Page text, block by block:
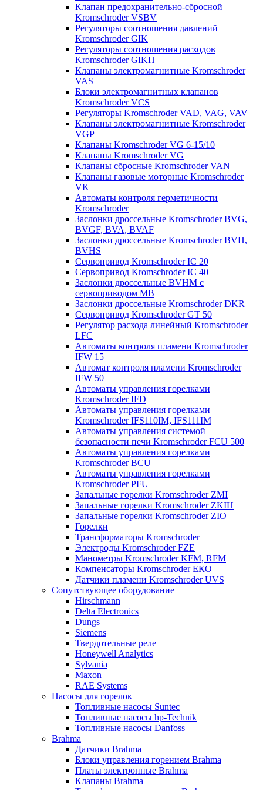
Клапан предохранительно-сбросной
Kromschroder VSBV
Регуляторы соотношения давлений
Kromschroder GIK
Регуляторы соотношения расходов
Kromschroder GIKH
Клапаны электромагнитные Kromschroder
VAS
Блоки электромагнитных клапанов
Kromschroder VCS
Регуляторы Kromschroder VAD, VAG, VAV
Клапаны электромагнитные Kromschroder
VGP
Клапаны Kromschroder VG 6-15/10
Клапаны Kromschroder VG
Клапаны сбросные Kromschroder VAN
Клапаны газовые моторные Kromschroder
VK
Автоматы контроля герметичности
Kromschroder
Заслонки дроссельные Kromschroder BVG,
BVGF, BVA, BVAF
Заслонки дроссельные Kromschroder BVH,
BVHS
Сервопривод Kromschroder IC 20
Сервопривод Kromschroder IC 40
Заслонки дроссельные BVHM с
сервоприводом МВ
Заслонки дроссельные Kromschroder DKR
Cервопривод Kromschroder GT 50
Регулятор расхода линейный Kromschroder
LFC
Автоматы контроля пламени Kromschroder
IFW 15
Автомат контроля пламени Kromschroder
IFW 50
Автоматы управления горелками
Kromschroder IFD
Автоматы управления горелками
Kromschroder IFS110IM, IFS111IM
Автоматы управления системой
безопасности печи Kromschroder FCU 500
Автоматы управления горелками
Kromschroder BCU
Автоматы управления горелками
Kromschroder PFU
Запальные горелки Kromschroder ZМI
Запальные горелки Kromschroder ZKIH
Запальные горелки Kromschroder ZIO
Горелки
Трансформаторы Kromschroder
Электроды Kromschroder FZE
Манометры Kromschroder KFM, RFM
Компенсаторы Kromschroder ЕКО
Датчики пламени Kromschroder UVS
Сопутствующее оборудование
Hirschmann
Delta Electronics
Dungs
Siemens
Твердотельные реле
Honeywell Analytics
Sylvania
Maxon
RAE Systems
Насосы для горелок
Топливные насосы Suntec
Топливные насосы hp-Technik
Топливные насосы Danfoss
Brahma
Датчики Brahma
Блоки управления горением Brahma
Платы электронные Brahma
Клапаны Brahma